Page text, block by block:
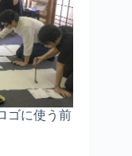
ゴに使う前